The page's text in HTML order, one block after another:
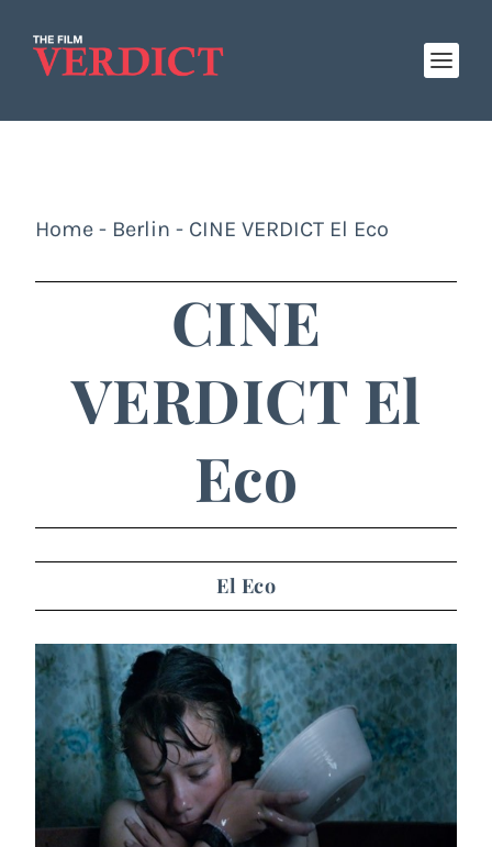
Home - Berlin - CINE VERDICT El Eco
CINE
VERDICT El
Eco
El Eco